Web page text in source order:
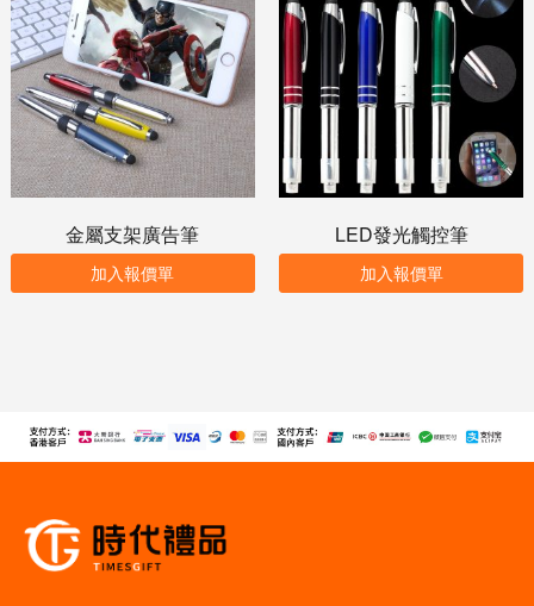
金屬支架廣告筆
加入報價單
LED發光觸控筆
加入報價單